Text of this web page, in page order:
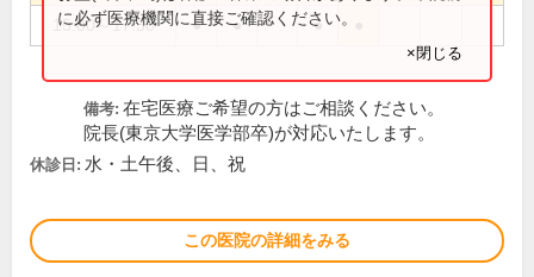
15:00～17:30 ● ● ●
に必ず医療機関に直接ご確認ください。
×閉じる
備考: 在宅医療ご希望の方はご相談ください。
院長(東京大学医学部卒)が対応いたします。
休診日: 水・土午後、日、祝
この医院の詳細をみる